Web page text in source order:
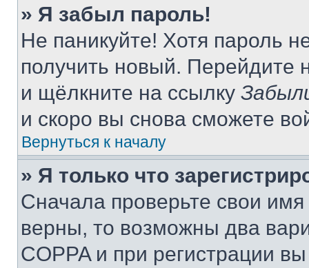
» Я забыл пароль!
Не паникуйте! Хотя пароль
получить новый. Перейдите
и щёлкните на ссылку
и скоро вы снова сможете
Вернуться к началу
» Я только что
Сначала проверьте свои
верны, то возможны два
COPPA и при регистрации